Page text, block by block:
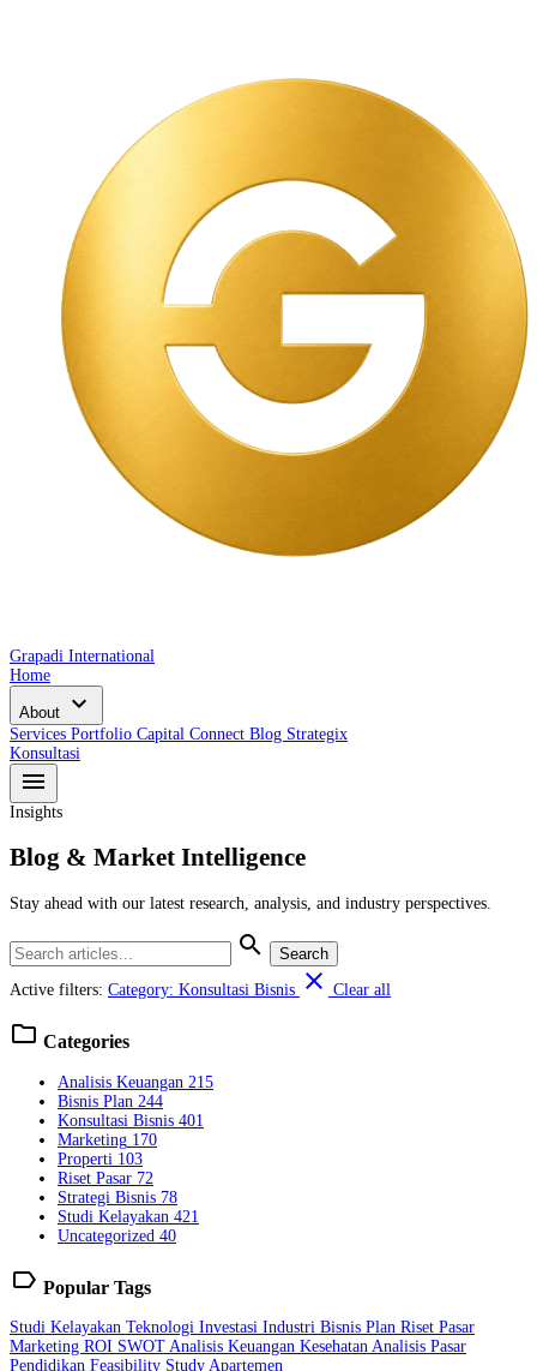
Grapadi International
Home
About expand_more
Services Portfolio Capital Connect Blog Strategix
Konsultasi
menu
Insights
Blog & Market Intelligence
Stay ahead with our latest research, analysis, and industry perspectives.
search
Search
Active filters: Category: Konsultasi Bisnis close Clear all
folder Categories
Analisis Keuangan 215
Bisnis Plan 244
Konsultasi Bisnis 401
Marketing 170
Properti 103
Riset Pasar 72
Strategi Bisnis 78
Studi Kelayakan 421
Uncategorized 40
label Popular Tags
Studi Kelayakan Teknologi Investasi Industri Bisnis Plan Riset Pasar
Marketing ROI SWOT Analisis Keuangan Kesehatan Analisis Pasar
Pendidikan Feasibility Study Apartemen